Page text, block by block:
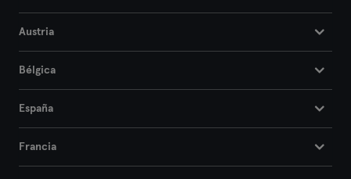
Austria
Bélgica
España
Francia